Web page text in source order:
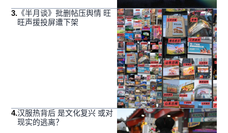
3. 《半月谈》批删帖压舆情 旺
旺声援投屏遭下架
4.汉服热背后 是文化复兴 或对
现实的逃离？